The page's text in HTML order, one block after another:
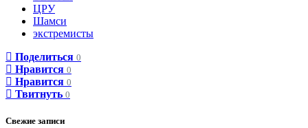
ЦРУ
Шамси
экстремисты
Поделиться 0
Нравится 0
Нравится 0
Твитнуть 0
Свежие записи